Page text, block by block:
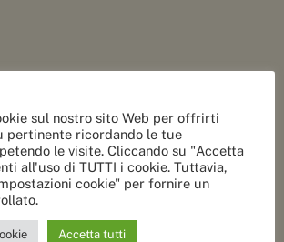
sul nostro sito Web per offrirti
pertinente ricordando le tue
le visite. Cliccando su "Accetta
all'uso di TUTTI i cookie. Tuttavia,
cookie" per fornire un
Accetta tutti